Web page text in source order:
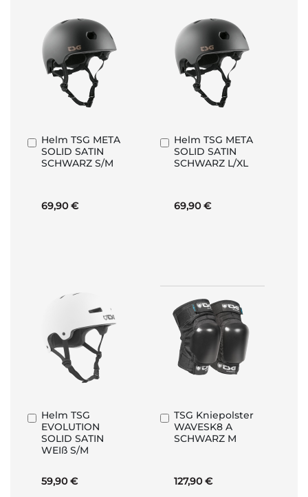
Helm TSG META
SOLID SATIN
SCHWARZ S/M
69,90 €
In
den
Warenkorb
Helm TSG META
SOLID SATIN
SCHWARZ L/XL
69,90 €
In
den
Warenkorb
Helm TSG
EVOLUTION
SOLID SATIN
WEIß S/M
59,90 €
In
den
Warenkorb
TSG Kniepolster
WAVESK8 A
SCHWARZ M
127,90 €
In
den
Warenkorb